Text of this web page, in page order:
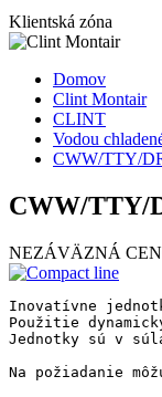
Klientská zóna
Domov
Clint Montair
CLINT
Vodou
CWW/TTY/
CWW/TTY/
NEZÁVÄZNÁ
Inovatívne
Použitie
Jednotky sú v
Na požiadanie